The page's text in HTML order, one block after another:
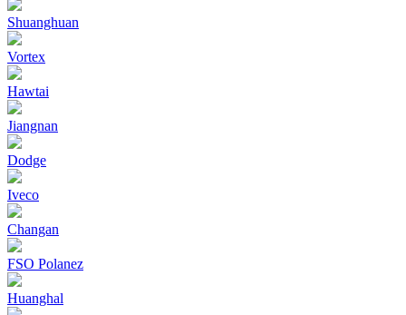
Shuanghuan
Vortex
Hawtai
Jiangnan
Dodge
Iveco
Changan
FSO Polanez
Huanghal